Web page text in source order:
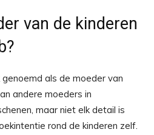
van de kinderen
als de moeder van
andere moeders in
maar niet elk detail is
rond de kinderen zelf.